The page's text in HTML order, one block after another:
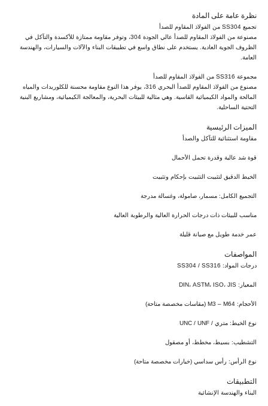
نظرة عامة على المادة
تجميع SS304 من الفولاذ المقاوم للصدأ
مصنوعة من الفولاذ المقاوم للصدأ عالي الجودة 304، وتوفر مقاومة ممتازة للأكسدة والتآكل في
الظروف الجوية العادية. يستخدم على نطاق واسع في تطبيقات البناء والآلات والسيارات، والهندسة
العامة.
مجموعة SS316 من الفولاذ المقاوم للصدأ
مصنوع من الفولاذ المقاوم للصدأ البحري 316، يوفر هذا النوع مقاومة محسنة للكلوريدات والمياه
المالحة والمواد الكيميائية القاسية. وهي مثالية للبيئات البحرية، والمعالجة الكيميائية، ومشاريع البنية
التحتية الساحلية.
الميزات الرئيسية
مقاومة استثنائية للتآكل والصدأ
قوة شد عالية وقدرة تحمل الأحمال
الخيط الدقيق لتثبيت التثبيت بإحكام وتثبيت
التجميع الكامل: مسمار، صامولة، وغسالة مدرجة
مناسب للبيئات ذات درجات الحرارة العالية والرطوبة العالية
عمر خدمة طويل مع صيانة قليلة
المواصفات
درجات المواد: SS304 / SS316
المعيار: DIN، ASTM، ISO، JIS
الأحجام: M3 – M64 (مقاسات مخصصة متاحة)
نوع الخيط: متري / UNC / UNF
التشطيب: بسيط، مخطط، أو مصقول
نوع الرأس: رأس سداسي (خيارات مخصصة متاحة)
التطبيقات
البناء والهندسة الإنشائية